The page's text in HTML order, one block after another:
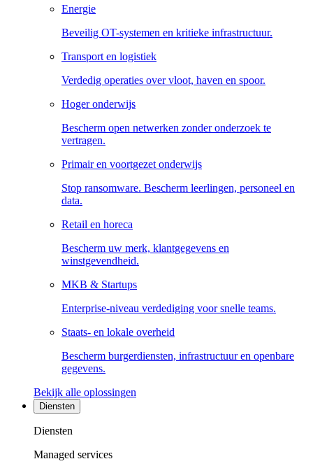
Energie
Beveilig OT-systemen en kritieke infrastructuur.
Transport en logistiek
Verdedig operaties over vloot, haven en spoor.
Hoger onderwijs
Bescherm open netwerken zonder onderzoek te
vertragen.
Primair en voortgezet onderwijs
Stop ransomware. Bescherm leerlingen, personeel en
data.
Retail en horeca
Bescherm uw merk, klantgegevens en
winstgevendheid.
MKB & Startups
Enterprise-niveau verdediging voor snelle teams.
Staats- en lokale overheid
Bescherm burgerdiensten, infrastructuur en openbare
gegevens.
Bekijk alle oplossingen
Diensten
Diensten
Managed services